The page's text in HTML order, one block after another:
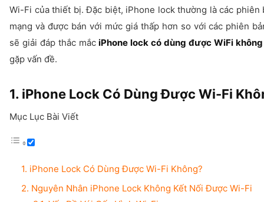
Wi-Fi của thiết bị. Đặc biệt, iPhone lock thường là các
mạng và được bán với mức giá thấp hơn so với các phiên
sẽ giải đáp thắc mắciPhone lock có dùng được WiFi không
gặp vấn đề.
1. iPhone Lock Có Dùng Được Wi-Fi
Mục Lục Bài Viết
1. iPhone Lock Có Dùng Được Wi-Fi Không?
2. Nguyên Nhân iPhone Lock Không Kết Nối Được Wi-Fi